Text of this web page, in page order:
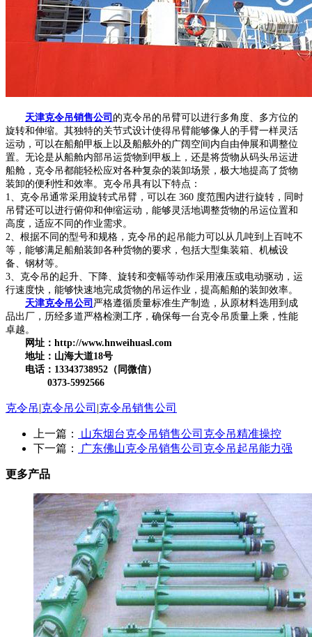
天津克令吊销售公司 的克令吊的吊臂可以进行多角度、多方位的
旋转和伸缩。其独特的关节式设计使得吊臂能够像人的手臂一样灵活
运动，可以在船舶甲板上以及船舷外的广阔空间内自由伸展和调整位
置。无论是从船舱内部吊运货物到甲板上，还是将货物从码头吊运进
船舱，克令吊都能轻松应对各种复杂的装卸场景，极大地提高了货物
装卸的便利性和效率。克令吊具有以下特点：
1、克令吊通常采用旋转式吊臂，可以在 360 度范围内进行旋转，同时
吊臂还可以进行俯仰和伸缩运动，能够灵活地调整货物的吊运位置和
高度，适应不同的作业需求。
2、根据不同的型号和规格，克令吊的起吊能力可以从几吨到上百吨不
等，能够满足船舶装卸各种货物的要求，包括大型集装箱、机械设
备、钢材等。
3、克令吊的起升、下降、旋转和变幅等动作采用液压或电动驱动，运
行速度快，能够快速地完成货物的吊运作业，提高船舶的装卸效率。
天津克令吊公司 严格遵循质量标准生产制造，从原材料选用到成
品出厂，历经多道严格检测工序，确保每一台克令吊质量上乘，性能
卓越。
网址：http://www.hnweihuasl.com
地址：山海大道18号
电话：13343738952（同微信）
0373-5992566
克令吊|克令吊公司 |克令吊销售公司
上一篇：
山东烟台克令吊销售公司克令吊精准操控
下一篇：
广东佛山克令吊销售公司克令吊起吊能力强
更多产品